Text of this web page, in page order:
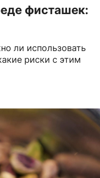
фисташек:
ли использовать
риски с этим